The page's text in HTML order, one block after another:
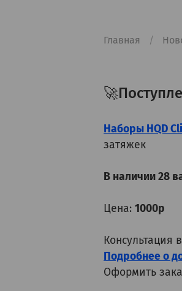
Главная
Наборы HQD
затяжек
В наличии 28
Цена:1000р
Консультация
Подробнее о
Оформить